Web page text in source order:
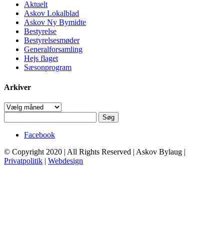
Aktuelt
Askov Lokalblad
Askov Ny Bymidte
Bestyrelse
Bestyrelsesmøder
Generalforsamling
Hejs flaget
Sæsonprogram
Arkiver
Arkiver
efter:
Facebook
© Copyright 2020 | All Rights Reserved | Askov Bylaug |
Privatpolitik | Webdesign